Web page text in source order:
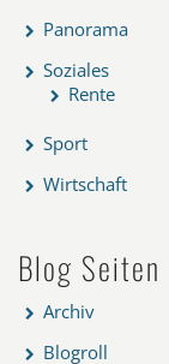
Panorama
Soziales
Rente
Sport
Wirtschaft
Blog Seiten
Archiv
Blogroll